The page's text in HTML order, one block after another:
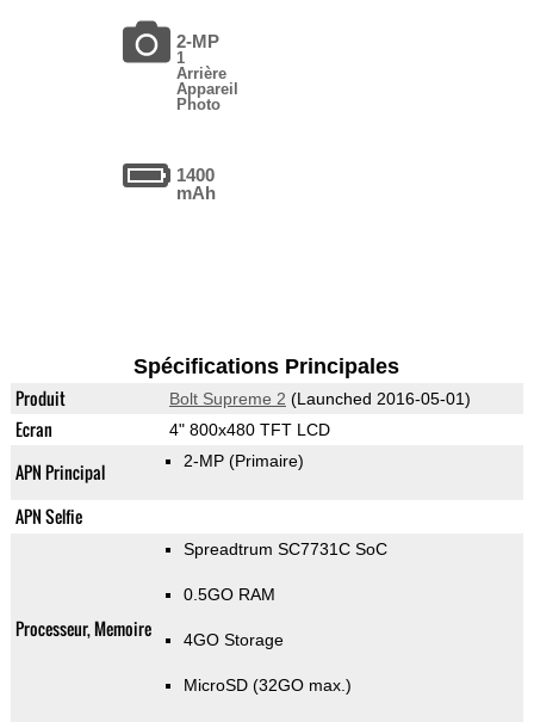
2-MP
1
Arrière
Appareil
Photo
1400
mAh
Spécifications Principales
Produit Bolt Supreme 2 (Launched 2016-05-01)
Ecran 4" 800x480 TFT LCD
APN Principal 2-MP (Primaire)
APN Selfie
Processeur, Memoire
Spreadtrum SC7731C SoC
0.5GO RAM
4GO Storage
MicroSD (32GO max.)